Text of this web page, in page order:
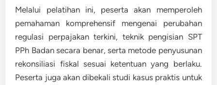
Melalui pelatihan ini, peserta akan memperoleh
pemahaman komprehensif mengenai perubahan
regulasi perpajakan terkini, teknik pengisian SPT
PPh Badan secara benar, serta metode penyusunan
rekonsiliasi fiskal sesuai ketentuan yang berlaku.
Peserta juga akan dibekali studi kasus praktis untuk